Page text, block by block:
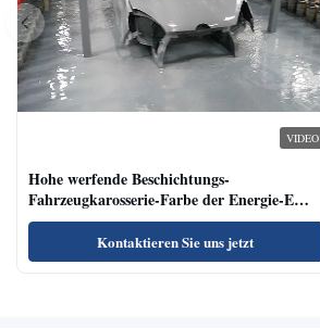
VIDEO
Hohe werfende Beschichtungs-
Fahrzeugkarosserie-Farbe der Energie-E
enthält nicht Schwermetall
Kontaktieren Sie uns jetzt